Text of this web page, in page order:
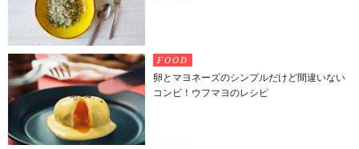
FOOD
卵とマヨネーズのシンプルだけど間違いない
コンビ！ウフマヨのレシピ